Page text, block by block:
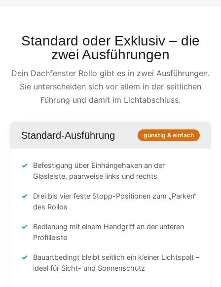
Standard oder Exklusiv – die
zwei Ausführungen
Dein Dachfenster Rollo gibt es in zwei Ausführungen.
Sie unterscheiden sich vor allem in der seitlichen
Führung und damit im Lichtabschluss.
Standard-Ausführung günstig & einfach
Befestigung über Einhängehaken an der
Glasleiste, paarweise links und rechts
Drei bis vier feste Stopp-Positionen zum „Parken“
des Rollos
Bedienung mit einem Handgriff an der unteren
Profilleiste
Bauartbedingt bleibt seitlich ein kleiner Lichtspalt –
ideal für Sicht- und Sonnenschutz